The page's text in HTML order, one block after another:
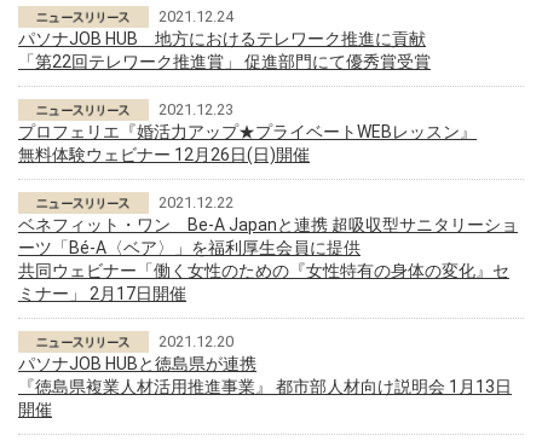
2021.12.24
パソナJOB HUB 地方におけるテレワーク推進に貢献
「第22回テレワーク推進賞」 促進部門にて優秀賞受賞
2021.12.23
プロフェリエ『婚活力アップ★プライベートWEBレッスン』
無料体験ウェビナー 12月26日(日)開催
2021.12.22
ベネフィット・ワン Be-A Japanと連携 超吸収型サニタリーショ
ーツ「Bé-A〈ベア〉」を福利厚生会員に提供
共同ウェビナー「働く女性のための『女性特有の身体の変化』セ
ミナー」 2月17日開催
2021.12.20
パソナJOB HUBと徳島県が連携
『徳島県複業人材活用推進事業』 都市部人材向け説明会 1月13日
開催